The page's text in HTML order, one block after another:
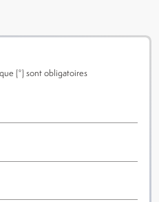
(*) sont obligatoires